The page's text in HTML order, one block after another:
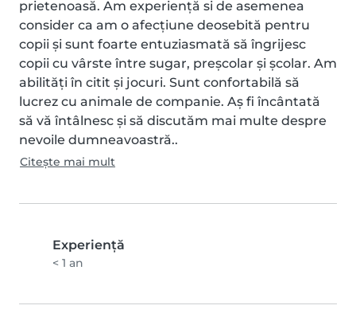
prietenoasă. Am experiență si de asemenea
consider ca am o afecțiune deosebită pentru
copii și sunt foarte entuziasmată să îngrijesc
copii cu vârste între sugar, preșcolar și școlar. Am
abilități în citit și jocuri. Sunt confortabilă să
lucrez cu animale de companie. Aș fi încântată
să vă întâlnesc și să discutăm mai multe despre
nevoile dumneavoastră..
Citește mai mult
Experienţă
< 1 an